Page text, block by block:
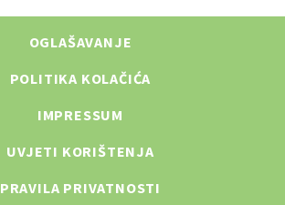
OGLAŠAVANJE
POLITIKA KOLAČIĆA
IMPRESSUM
UVJETI KORIŠTENJA
PRAVILA PRIVATNOSTI